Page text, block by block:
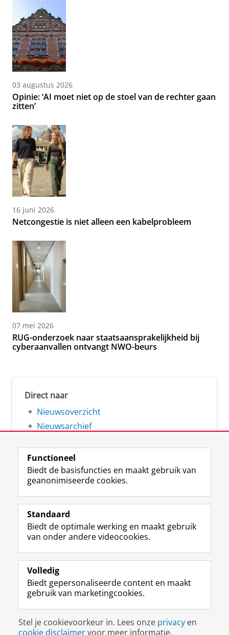
03 augustus 2026
Opinie: ‘AI moet niet op de stoel van de rechter gaan
zitten’
16 juni 2026
Netcongestie is niet alleen een kabelprobleem
07 mei 2026
RUG-onderzoek naar staatsaansprakelijkheid bij
cyberaanvallen ontvangt NWO-beurs
Direct naar
Nieuwsoverzicht
Nieuwsarchief
Volg de RUG
F
a
e
b
o
p
a
g
i
n
a
L
i
k
e
I
-
p
a
g
i
n
R
S
-
f
e
R
i
k
s
u
I
n
t
r
m
-
c
c
o
Y
o
T
e
k
a
a
a
Studiekiezers
Alumni
Over ons
Disclaimer & Copyright
Inloggen
Functioneel
Biedt de basisfuncties en maakt gebruik van
geanonimiseerde cookies.
Standaard
Biedt de optimale werking en maakt gebruik
van onder andere videocookies.
Volledig
Biedt gepersonaliseerde content en maakt
gebruik van marketingcookies.
Stel je cookievoorkeur in. Lees onze privacy en
cookie disclaimervoor meer informatie.